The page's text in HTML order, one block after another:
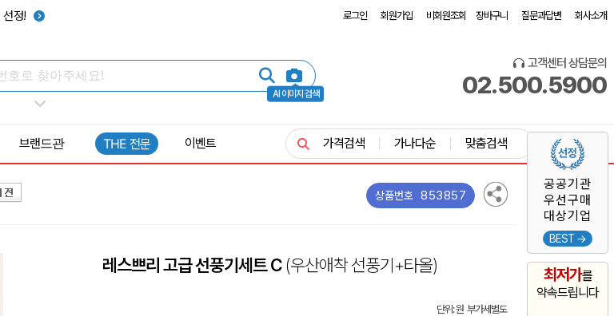
선정! 로그인 회원가입 비회원조회 장바구니 질문과답변 회사소개
AI 이미지 검색
고객센터 상담문의
02.500.5900
공공기관
우선구매
대상기업
BEST →
최저가를
약속드립니다
브랜드관 THE 전문 이벤트 가격검색 가나다순 맞춤검색
상품번호 853857
레스쁘리 고급 선풍기세트 C(우산애착 선풍기+타올)
단위: 원 부가세별도